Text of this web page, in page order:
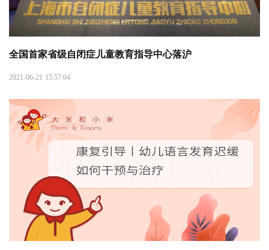
全国首家省级自闭症儿童教育指导中心落沪
2021-06-21 15:57:04